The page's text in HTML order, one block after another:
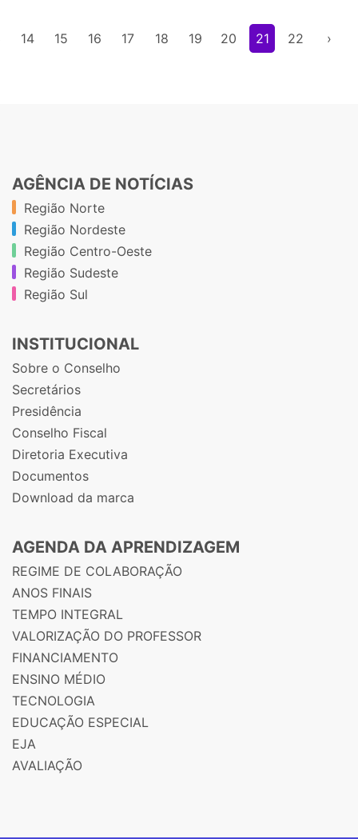
14 15 16 17 18 19 20 21 22 ›
AGÊNCIA DE NOTÍCIAS
Região Norte
Região Nordeste
Região Centro-Oeste
Região Sudeste
Região Sul
INSTITUCIONAL
Sobre o Conselho
Secretários
Presidência
Conselho Fiscal
Diretoria Executiva
Documentos
Download da marca
AGENDA DA APRENDIZAGEM
REGIME DE COLABORAÇÃO
ANOS FINAIS
TEMPO INTEGRAL
VALORIZAÇÃO DO PROFESSOR
FINANCIAMENTO
ENSINO MÉDIO
TECNOLOGIA
EDUCAÇÃO ESPECIAL
EJA
AVALIAÇÃO